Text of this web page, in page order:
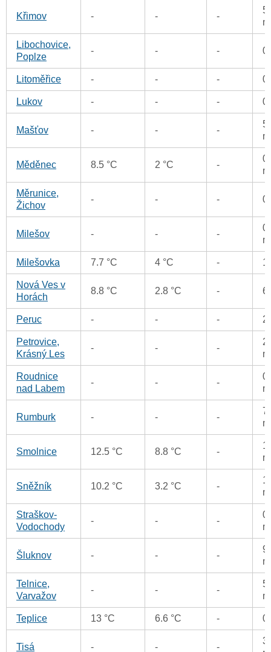
Křimov - - -
Libochovice,
Poplze
- - - 0
Litoměřice - - - 0
Lukov - - - 0
Mašťov - - -
Měděnec 8.5 °C 2 °C -
Měrunice,
Žichov
- - - 0
Milešov - - -
Milešovka 7.7 °C 4 °C - 1
Nová Ves v
Horách
8.8 °C 2.8 °C - 6
Peruc - - - 2
Petrovice,
Krásný Les
- - -
Roudnice
nad Labem
- - -
Rumburk - - -
Smolnice 12.5 °C 8.8 °C -
Sněžník 10.2 °C 3.2 °C -
Straškov-
Vodochody
- - -
Šluknov - - -
Telnice,
Varvažov
- - -
Teplice 13 °C 6.6 °C - 0
Tisá - - -